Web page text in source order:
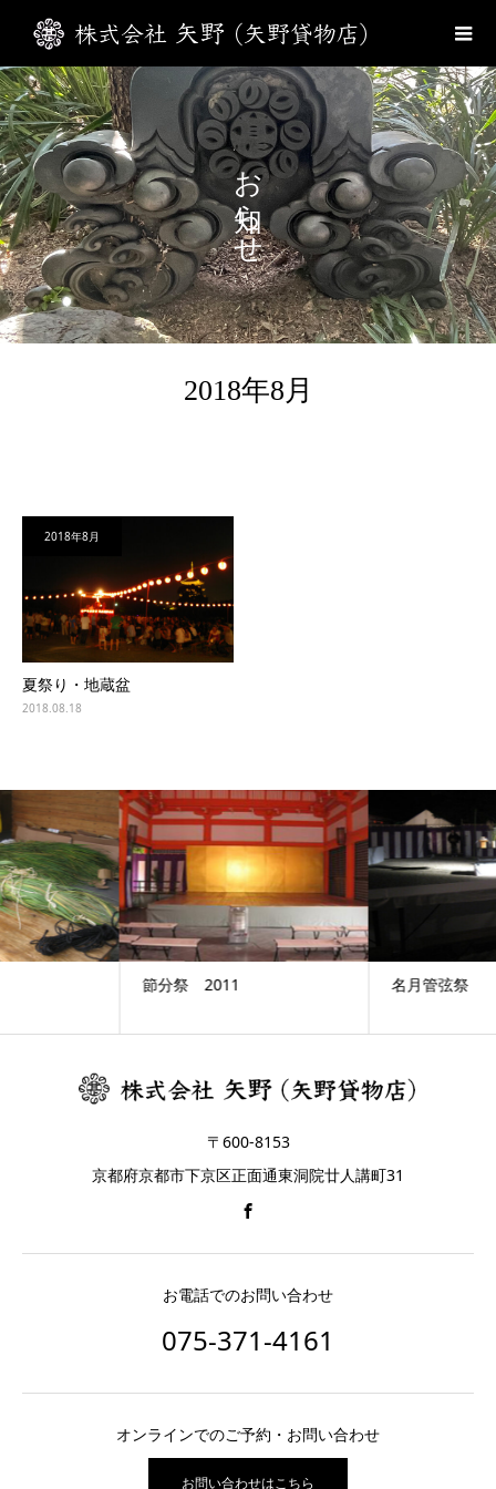
お知らせ
2018年8月
2018年8月
夏祭り・地蔵盆
2018.08.18
〒600-8153
京都府京都市下京区正面通東洞院廿人講町31
お電話でのお問い合わせ
075-371-4161
オンラインでのご予約・お問い合わせ
お問い合わせはこちら